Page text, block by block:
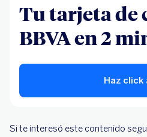
Tu tarjeta de
BBVA en 2
Haz click
Si te interesó este contenido